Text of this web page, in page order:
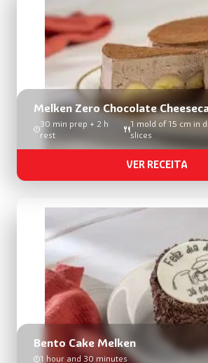
Melken Zero Chocolate
30 min prep + 2 h
rest
1 mold of 15 cm in
slices
VER RECEITA
Bento Cake Melken
1 hour and 30 minutes